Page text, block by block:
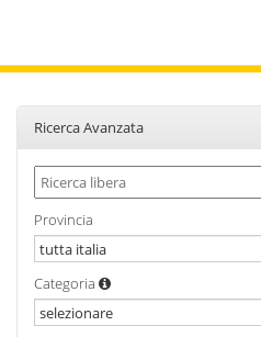
Ricerca Avanzata
Provincia
Categoria